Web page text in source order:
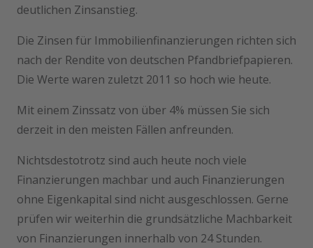
deutlichen Zinsanstieg.
Die Zinsen für Immobilienfinanzierungen richten sich
nach der Rendite von deutschen Pfandbriefpapieren.
Die Werte waren zuletzt 2011 so hoch wie heute.
Mit einem Zinssatz von über 4% müssen Sie sich
derzeit in den meisten Fällen anfreunden.
Nichtsdestotrotz sind auch heute noch viele
Finanzierungen machbar und auch Finanzierungen
ohne Eigenkapital sind nicht ausgeschlossen. Gerne
prüfen wir weiterhin die grundsätzliche Machbarkeit
von Finanzierungen innerhalb von 24 Stunden.